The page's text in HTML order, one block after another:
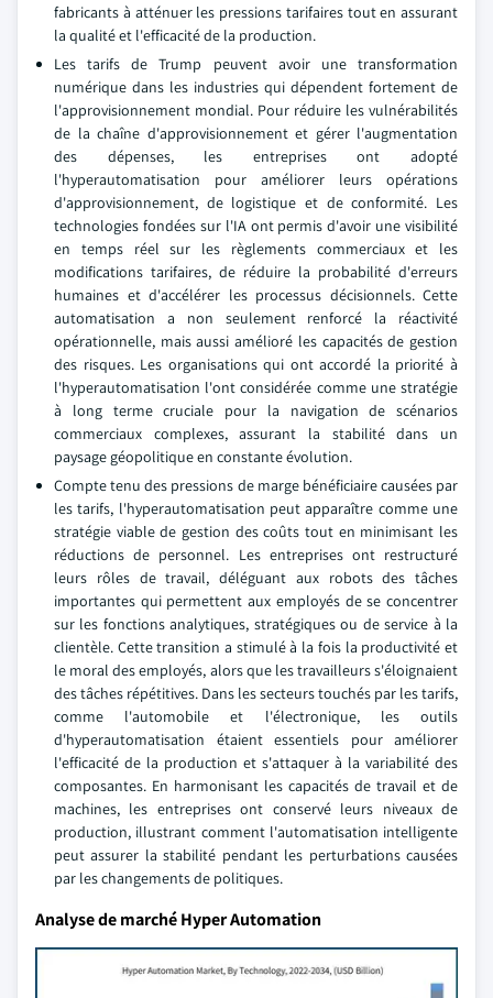
fabricants à atténuer les pressions tarifaires tout en assurant
la qualité et l'efficacité de la production.
Les tarifs de Trump peuvent avoir une transformation
numérique dans les industries qui dépendent fortement de
l'approvisionnement mondial. Pour réduire les vulnérabilités
de la chaîne d'approvisionnement et gérer l'augmentation
des dépenses, les entreprises ont adopté
l'hyperautomatisation pour améliorer leurs opérations
d'approvisionnement, de logistique et de conformité. Les
technologies fondées sur l'IA ont permis d'avoir une visibilité
en temps réel sur les règlements commerciaux et les
modifications tarifaires, de réduire la probabilité d'erreurs
humaines et d'accélérer les processus décisionnels. Cette
automatisation a non seulement renforcé la réactivité
opérationnelle, mais aussi amélioré les capacités de gestion
des risques. Les organisations qui ont accordé la priorité à
l'hyperautomatisation l'ont considérée comme une stratégie
à long terme cruciale pour la navigation de scénarios
commerciaux complexes, assurant la stabilité dans un
paysage géopolitique en constante évolution.
Compte tenu des pressions de marge bénéficiaire causées par
les tarifs, l'hyperautomatisation peut apparaître comme une
stratégie viable de gestion des coûts tout en minimisant les
réductions de personnel. Les entreprises ont restructuré
leurs rôles de travail, déléguant aux robots des tâches
importantes qui permettent aux employés de se concentrer
sur les fonctions analytiques, stratégiques ou de service à la
clientèle. Cette transition a stimulé à la fois la productivité et
le moral des employés, alors que les travailleurs s'éloignaient
des tâches répétitives. Dans les secteurs touchés par les tarifs,
comme l'automobile et l'électronique, les outils
d'hyperautomatisation étaient essentiels pour améliorer
l'efficacité de la production et s'attaquer à la variabilité des
composantes. En harmonisant les capacités de travail et de
machines, les entreprises ont conservé leurs niveaux de
production, illustrant comment l'automatisation intelligente
peut assurer la stabilité pendant les perturbations causées
par les changements de politiques.
Analyse de marché Hyper Automation